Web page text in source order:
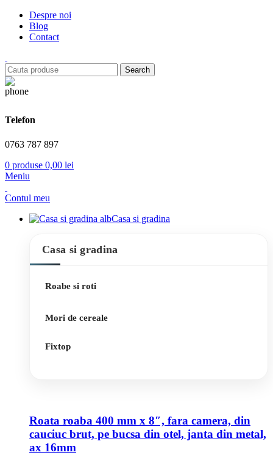
Despre noi
Blog
Contact
Search
Telefon
0763 787 897
0 produse 0,00 lei
Meniu
Contul meu
Casa si gradina
Casa si gradina
Roabe si roti
Mori de cereale
Fixtop
Roata roaba 400 mm x 8″, fara camera, din
cauciuc brut, pe bucsa din otel, janta din metal,
ax 16mm